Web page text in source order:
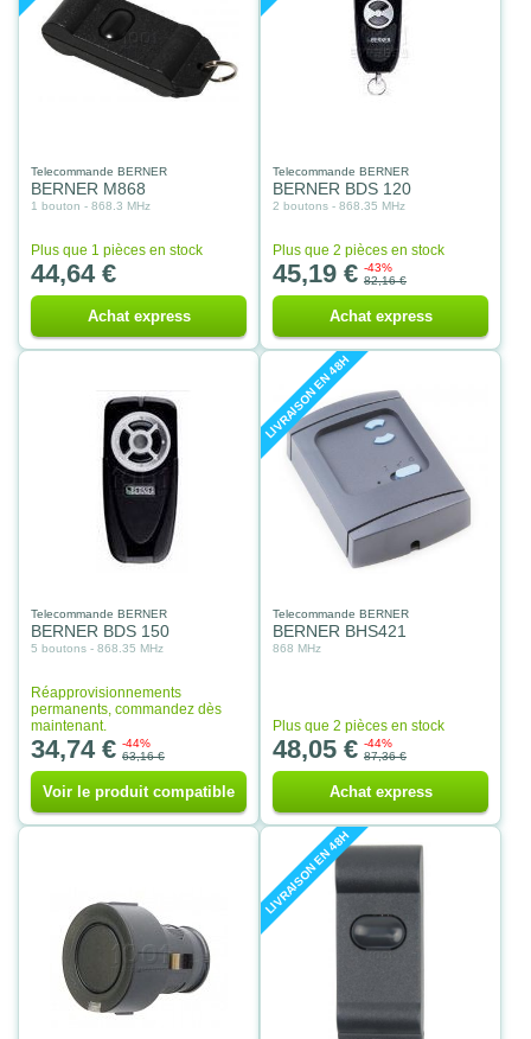
Telecommande BERNER
BERNER M868
1 bouton - 868.3 MHz
Plus que 1 pièces en stock
44,64 €
Achat express
Telecommande BERNER
BERNER BDS 120
2 boutons - 868.35 MHz
Plus que 2 pièces en stock
45,19 € -43%
82,16 €
Achat express
Telecommande BERNER
BERNER BDS 150
5 boutons - 868.35 MHz
Réapprovisionnements
permanents, commandez dès
maintenant.
34,74 € -44%
63,16 €
Voir le produit compatible
LIVRAISON EN 48H
Telecommande BERNER
BERNER BHS421
868 MHz
Plus que 2 pièces en stock
48,05 € -44%
87,36 €
Achat express
LIVRAISON EN 48H